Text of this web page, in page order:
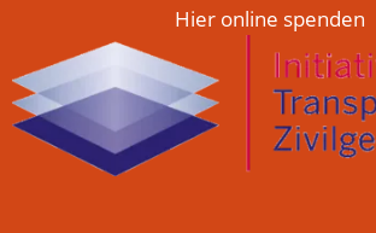
Hier online spenden